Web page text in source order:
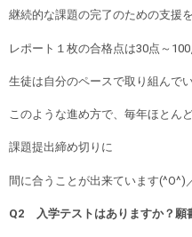
継続的な課題の完了のための支援
レポート１枚の合格点は30点～100
生徒は自分のペースで取り組んでい
このような進め方で、毎年ほとん
課題提出締め切りに
間に合うことが出来ています(^O^)
Q2 入学テストはありますか？願